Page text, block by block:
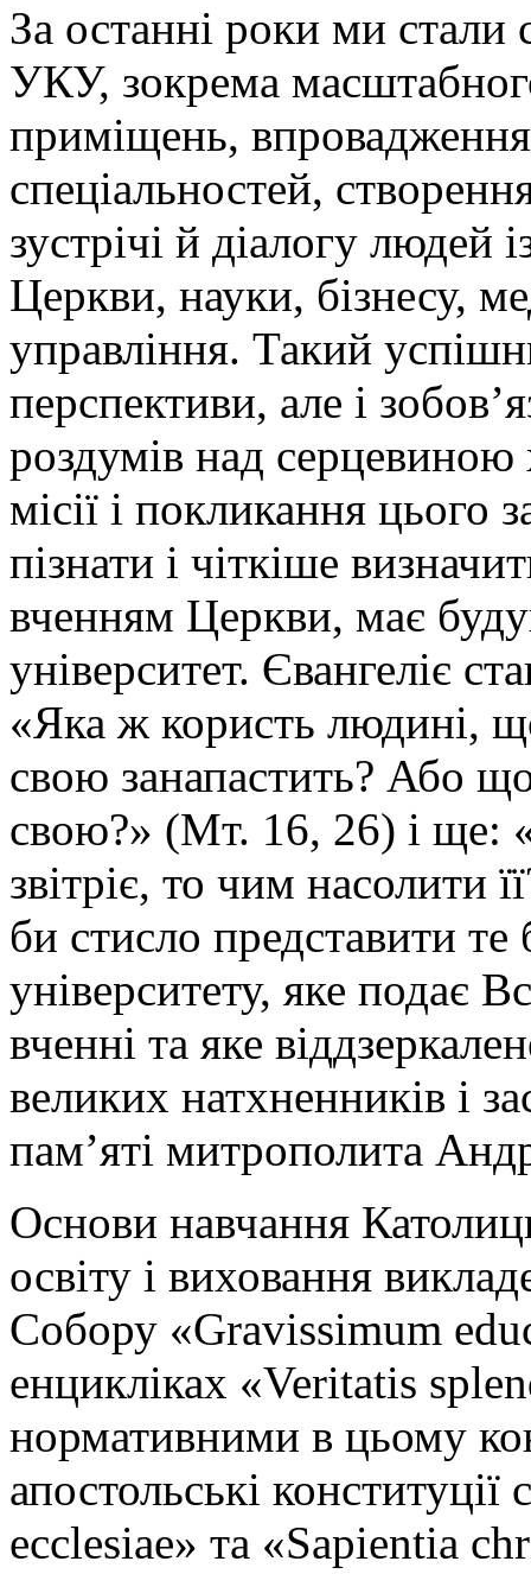
За останні роки ми стали
УКУ, зокрема
приміщень,
спеціальностей,
зустрічі й діалогу людей
Церкви, науки, бізнесу,
управління. Такий
перспективи, але і
роздумів над серцевиною
місії і покликання цього
пізнати і чіткіше
вченням Церкви, має
університет. Євангеліє
«Яка ж користь людині,
свою занапастить? Або
свою?» (Мт. 16, 26) і ще:
звітріє, то чим насолити
би стисло представити те
університету, яке подає
вченні та яке
великих натхненників і
пам’яті митрополита
Основи навчання
освіту і виховання
Собору «Gravissimum
енцикліках «Veritatis
нормативними в цьому
апостольські
ecclesiae» та «Sapientia